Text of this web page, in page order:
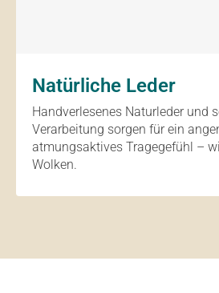
Natürliche Leder
Handverlesenes Naturleder und
Verarbeitung sorgen für ein
atmungsaktives Tragegefühl –
Wolken.